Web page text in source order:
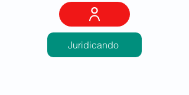
Juridicando